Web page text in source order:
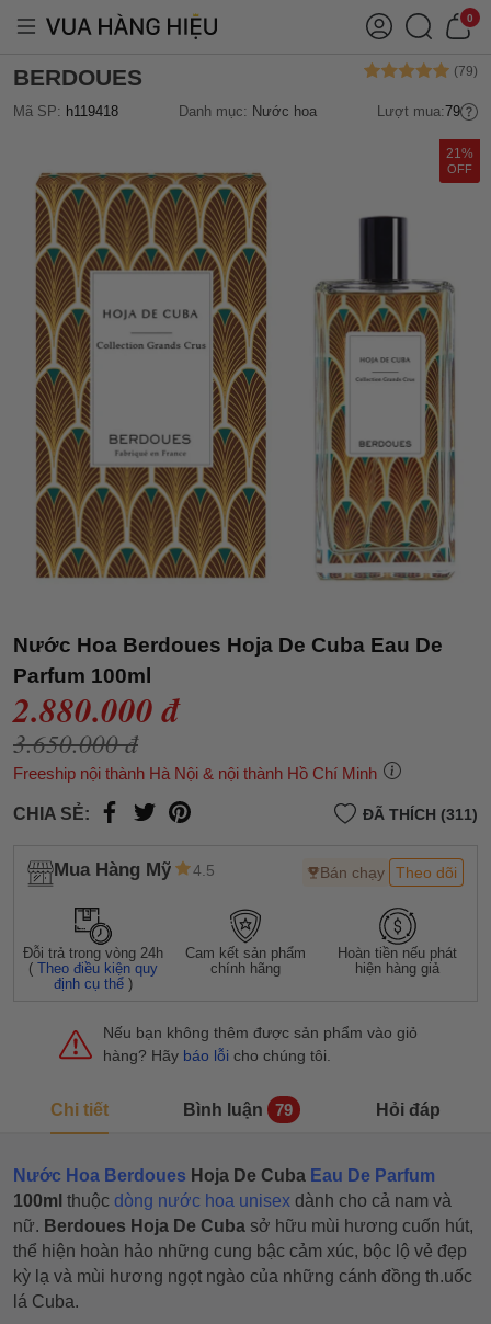
0
BERDOUES
Mã SP: h119418 Danh mục: Nước hoa Lượt mua:79
21%
OFF
Nước Hoa Berdoues Hoja De Cuba Eau De
Parfum 100ml
2.880.000 đ
3.650.000 đ
Freeship nội thành Hà Nội & nội thành Hồ Chí Minh
CHIA SẺ: ĐÃ THÍCH (311)
Mua Hàng Mỹ 4.5 Bán chạy Theo dõi
Đỗi trả trong vòng 24h
(Theo điều kiện quy
định cụ thể )
Cam kết sản phẩm
chính hãng
Hoàn tiền nếu phát
hiện hàng giả
Nếu bạn không thêm được sản phẩm vào giỏ
hàng? Hãy báo lỗi cho chúng tôi.
Chi tiết Bình luận 79 Hỏi đáp
Nước Hoa Berdoues Hoja De Cuba Eau De Parfum
100ml thuộc dòng nước hoa unisex dành cho cả nam và
nữ. Berdoues Hoja De Cuba sở hữu mùi hương cuốn hút,
thể hiện hoàn hảo những cung bậc cảm xúc, bộc lộ vẻ đẹp
kỳ lạ và mùi hương ngọt ngào của những cánh đồng th.uốc
lá Cuba.